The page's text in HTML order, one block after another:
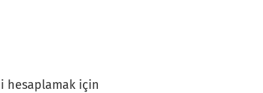
hesaplamak için